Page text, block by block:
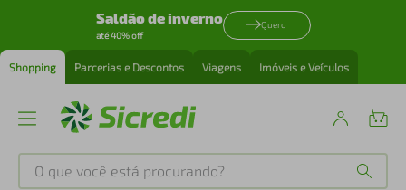
Saldão de inverno
até 40% off
Quero
Shopping Parcerias e Descontos Viagens Imóveis e Veículos
O que você está procurando?